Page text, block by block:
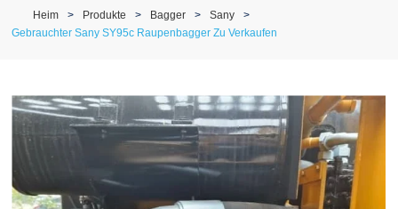
Heim Produkte Bagger
Sany
Gebrauchter Sany SY95c Raupenbagger Zu Verkaufen